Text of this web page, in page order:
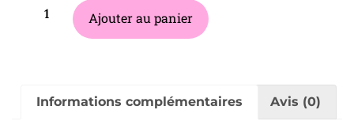
Ajouter au panier
Informations complémentaires Avis (0)